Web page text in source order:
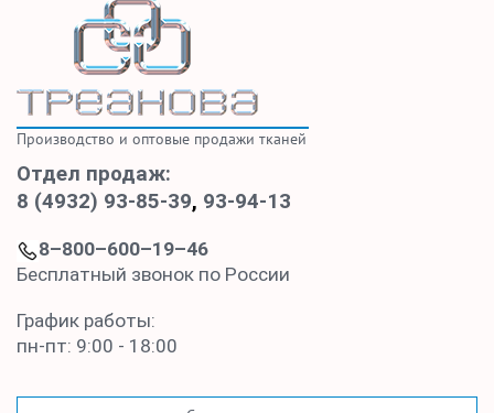
Производство и оптовые продажи тканей
Отдел продаж:
8 (4932) 93-85-39, 93-94-13
8–800–600–19–46
Бесплатный звонок по России
График работы:
пн-пт: 9:00 - 18:00